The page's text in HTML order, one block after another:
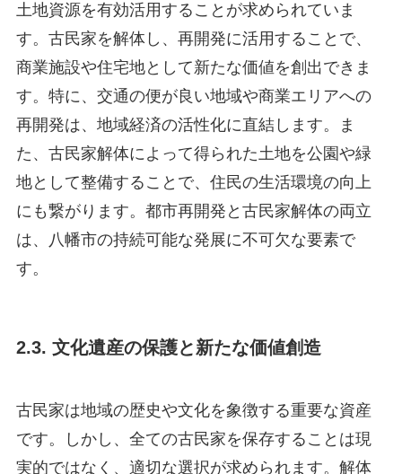
土地資源を有効活用することが求められていま
す。古民家を解体し、再開発に活用することで、
商業施設や住宅地として新たな価値を創出できま
す。特に、交通の便が良い地域や商業エリアへの
再開発は、地域経済の活性化に直結します。ま
た、古民家解体によって得られた土地を公園や緑
地として整備することで、住民の生活環境の向上
にも繋がります。都市再開発と古民家解体の両立
は、八幡市の持続可能な発展に不可欠な要素で
す。
2.3. 文化遺産の保護と新たな価値創造
古民家は地域の歴史や文化を象徴する重要な資産
です。しかし、全ての古民家を保存することは現
実的ではなく、適切な選択が求められます。解体